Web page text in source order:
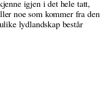
igjen i det hele tatt,
noe som kommer fra den
lydlandskap består